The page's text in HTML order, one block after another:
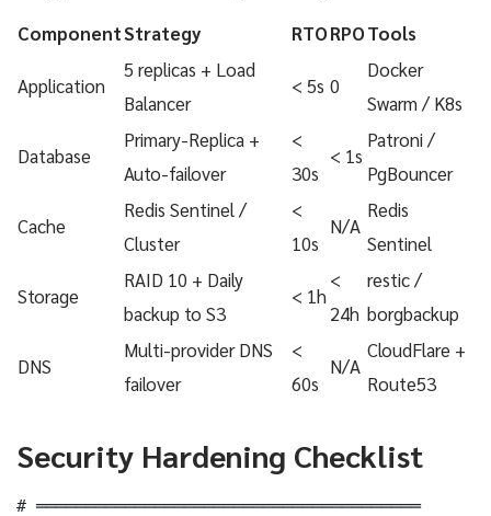
ComponentStrategy RTORPOTools
Application
5 replicas + Load
Balancer
< 5s 0
Docker
Swarm / K8s
Database
Primary-Replica +
Auto-failover
<
30s
< 1s
Patroni /
PgBouncer
Cache
Redis Sentinel /
Cluster
<
10s
N/A
Redis
Sentinel
Storage
RAID 10 + Daily
backup to S3
< 1h
<
24h
restic /
borgbackup
DNS
Multi-provider DNS
failover
<
60s
N/A
CloudFlare +
Route53
Security Hardening Checklist
# ═══════════════════════════════════════